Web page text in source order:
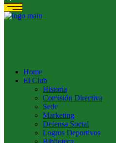
Home
El Club
Historia
Comisión Directiva
Sede
Marketing
Defensa Social
Logros Deportivos
Biblioteca